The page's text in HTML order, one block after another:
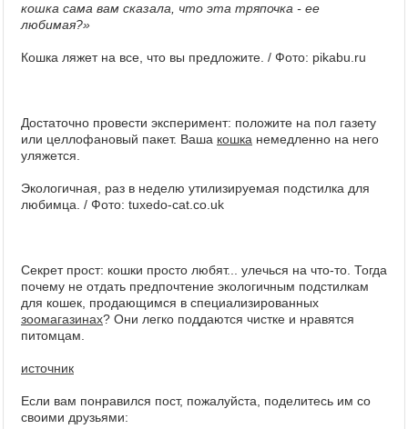
кошка сама вам сказала, что эта тряпочка - ее
любимая?»
Кошка ляжет на все, что вы предложите. / Фото: pikabu.ru
Достаточно провести эксперимент: положите на пол газету
или целлофановый пакет. Ваша кошка немедленно на него
уляжется.
Экологичная, раз в неделю утилизируемая подстилка для
любимца. / Фото: tuxedo-cat.co.uk
Секрет прост: кошки просто любят... улечься на что-то. Тогда
почему не отдать предпочтение экологичным подстилкам
для кошек, продающимся в специализированных
зоомагазинах? Они легко поддаются чистке и нравятся
питомцам.
источник
Если вам понравился пост, пожалуйста, поделитесь им со
своими друзьями: